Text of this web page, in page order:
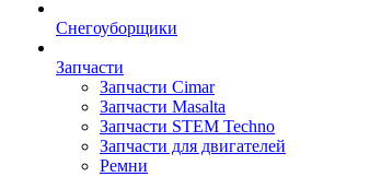
Снегоуборщики
Запчасти
Запчасти Cimar
Запчасти Masalta
Запчасти STEM Techno
Запчасти для двигателей
Ремни